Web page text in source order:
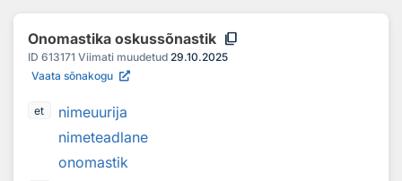
Onomastika oskussõnastik content_copy
ID 613171 Viimati muudetud 29.10.2025
Vaata sõnakogu
et
nimeuurija
nimeteadlane
onomastik